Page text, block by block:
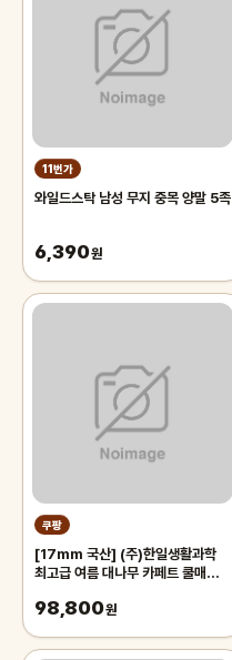
11번가
와일드스탁 남성 무지 중목 양말 5족
6,390원
쿠팡
[17mm 국산] (주)한일생활과학
최고급 여름 대나무 카페트 쿨매트
침대 장판 자리_두꺼운 폭신한 튼튼
98,800원